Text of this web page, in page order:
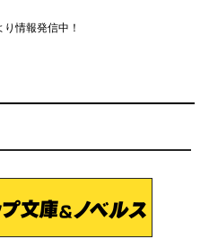
情報発信中！